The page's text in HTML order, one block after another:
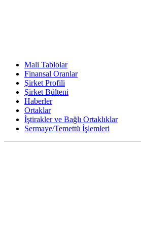
Mali Tablolar
Finansal Oranlar
Şirket Profili
Şirket Bülteni
Haberler
Ortaklar
İştirakler ve Bağlı Ortaklıklar
Sermaye/Temettü İşlemleri